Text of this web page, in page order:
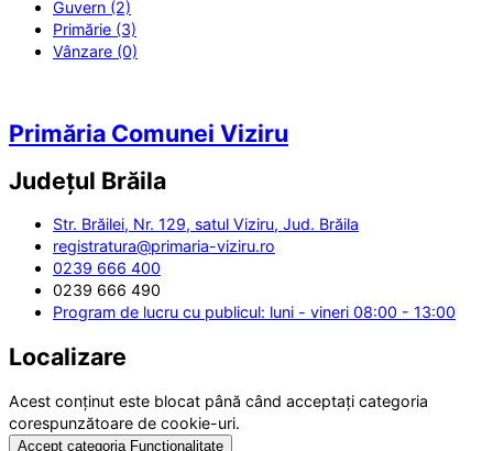
Guvern (2)
Primărie (3)
Vânzare (0)
Primăria Comunei Viziru
Județul Brăila
Str. Brăilei, Nr. 129, satul Viziru, Jud. Brăila
registratura@primaria-viziru.ro
0239 666 400
0239 666 490
Program de lucru cu publicul: luni - vineri 08:00 - 13:00
Localizare
Acest conținut este blocat până când acceptați categoria
corespunzătoare de cookie-uri.
Accept categoria Funcționalitate